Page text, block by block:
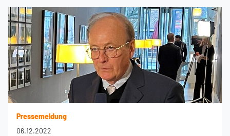
Pressemeldung
06.12.2022